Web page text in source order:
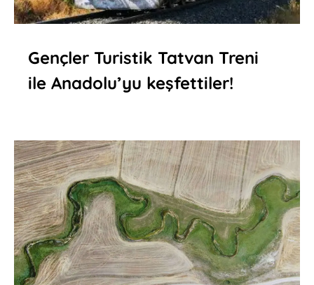
Gençler Turistik Tatvan Treni
ile Anadolu’yu keşfettiler!